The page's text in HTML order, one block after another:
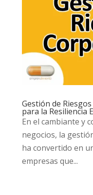
Gestión de
para la Resiliencia
En el cambiante y
negocios, la
ha convertido en
empresas que...